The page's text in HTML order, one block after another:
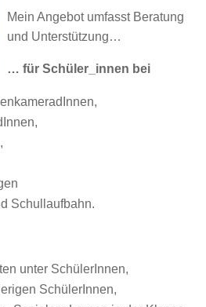
Mein Angebot umfasst Beratung
und Unterstützung…
… für Schüler_innen bei
Schullaufbahn.
unter SchülerInnen,
SchülerInnen,